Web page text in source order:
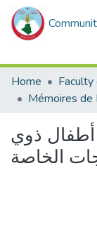
Home
Mémoires de
أطفال ذوي
الخاصة